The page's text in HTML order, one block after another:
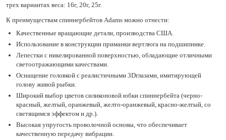
трех вариантах веса: 16г, 20г, 25г.
К преимуществам спиннербейтов Adams можно отнести:
Качественные вращающие детали, производства США.
Использование в конструкции приманки вертлюга на подшипнике.
Лепестки с никелированной поверхностью, обладающие отличными
светоотражающими качествами.
Оснащение головкой с реалистичными 3Dглазами, имитирующей
голову живой рыбки.
Широкий выбор цветов силиконовой юбки спиннербейта (черно-
красный, желтый, оранжевый, желто-оранжевый, красно-желтый, со
светящимся эффектом и др.).
Высокая упругость проволочной основы, что обеспечивает
качественную передачу вибрации.